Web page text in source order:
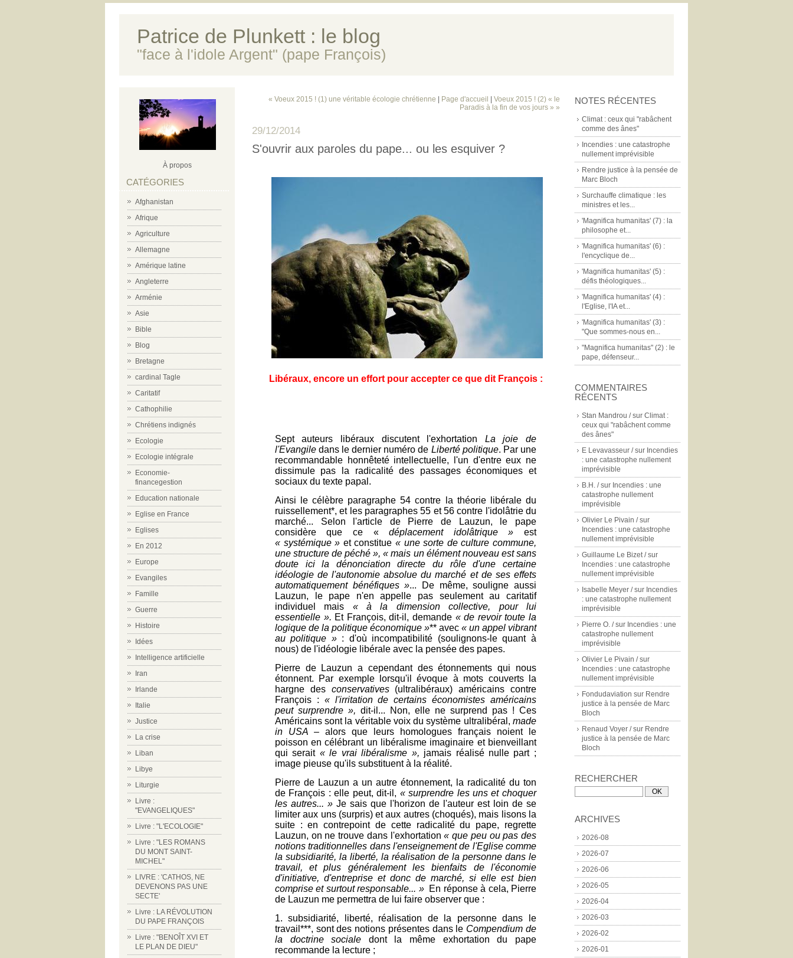
Patrice de Plunkett : le blog
"face à l'idole Argent" (pape François)
À propos
CATÉGORIES
Afghanistan
Afrique
Agriculture
Allemagne
Amérique latine
Angleterre
Arménie
Asie
Bible
Blog
Bretagne
cardinal Tagle
Caritatif
Cathophilie
Chrétiens indignés
Ecologie
Ecologie intégrale
Economie-
financegestion
Education nationale
Eglise en France
Eglises
En 2012
Europe
Evangiles
Famille
Guerre
Histoire
Idées
Intelligence artificielle
Iran
Irlande
Italie
Justice
La crise
Liban
Libye
Liturgie
Livre :
"EVANGELIQUES"
Livre : "L'ECOLOGIE"
Livre : "LES ROMANS
DU MONT SAINT-
MICHEL"
LIVRE : 'CATHOS, NE
DEVENONS PAS UNE
SECTE'
Livre : LA RÉVOLUTION
DU PAPE FRANÇOIS
Livre : "BENOÎT XVI ET
LE PLAN DE DIEU"
NOTES RÉCENTES
Climat : ceux qui "rabâchent
comme des ânes"
Incendies : une catastrophe
nullement imprévisible
Rendre justice à la pensée de
Marc Bloch
Surchauffe climatique : les
ministres et les...
'Magnifica humanitas' (7) : la
philosophe et...
'Magnifica humanitas' (6) :
l'encyclique de...
'Magnifica humanitas' (5) :
défis théologiques...
'Magnifica humanitas' (4) :
l'Eglise, l'IA et...
'Magnifica humanitas' (3) :
"Que sommes-nous en...
"Magnifica humanitas" (2) : le
pape, défenseur...
COMMENTAIRES
RÉCENTS
Stan Mandrou /sur Climat :
ceux qui "rabâchent comme
des ânes"
E Levavasseur /sur Incendies
: une catastrophe nullement
imprévisible
B.H. /sur Incendies : une
catastrophe nullement
imprévisible
Olivier Le Pivain /sur
Incendies : une catastrophe
nullement imprévisible
Guillaume Le Bizet /sur
Incendies : une catastrophe
nullement imprévisible
Isabelle Meyer /sur Incendies
: une catastrophe nullement
imprévisible
Pierre O. /sur Incendies : une
catastrophe nullement
imprévisible
Olivier Le Pivain /sur
Incendies : une catastrophe
nullement imprévisible
Fondudaviation sur Rendre
justice à la pensée de Marc
Bloch
Renaud Voyer /sur Rendre
justice à la pensée de Marc
Bloch
RECHERCHER
ARCHIVES
2026-08
2026-07
2026-06
2026-05
2026-04
2026-03
2026-02
2026-01
« Voeux 2015 ! (1) une véritable écologie chrétienne Page d'accueil
Voeux 2015 ! (2) « le
Paradis à la fin de vos jours » »
29/12/2014
S'ouvrir aux paroles du pape... ou les esquiver ?
Libéraux, encore un effort pour accepter ce que dit François :
Sept auteurs libéraux discutent l'exhortation La joie de
l'Evangiledans le dernier numéro de Liberté politique. Par une
recommandable honnêteté intellectuelle, l'un d'entre eux ne
dissimule pas la radicalité des passages économiques et
sociaux du texte papal.
Ainsi le célèbre paragraphe 54 contre la théorie libérale du
ruissellement*, et les paragraphes 55 et 56 contre l'idolâtrie du
marché... Selon l'article de Pierre de Lauzun, le pape
considère que ce «déplacement idolâtrique » est
« systémique » et constitue « une sorte de culture commune,
une structure de péché », « mais un élément nouveau est sans
doute ici la dénonciation directe du rôle d'une certaine
idéologie de l'autonomie absolue du marché et de ses effets
automatiquement bénéfiques »... De même, souligne aussi
Lauzun, le pape n'en appelle pas seulement au caritatif
individuel mais « à la dimension collective, pour lui
essentielle ». Et François, dit-il, demande « de revoir toute la
logique de la politique économique »** avec « un appel vibrant
au politique » : d'où incompatibilité (soulignons-le quant à
nous) de l'idéologie libérale avec la pensée des papes.
Pierre de Lauzun a cependant des étonnements qui nous
étonnent. Par exemple lorsqu'il évoque à mots couverts la
hargne des conservatives(ultralibéraux) américains contre
François : « l'irritation de certains économistes américains
peut surprendre », dit-il... Non, elle ne surprend pas ! Ces
Américains sont la véritable voix du système ultralibéral, made
in USA – alors que leurs homologues français noient le
poisson en célébrant un libéralisme imaginaire et bienveillant
qui serait « le vrai libéralisme », jamais réalisé nulle part ;
image pieuse qu'ils substituent à la réalité.
Pierre de Lauzun a un autre étonnement, la radicalité du ton
de François : elle peut, dit-il, « surprendre les uns et choquer
les autres... » Je sais que l'horizon de l'auteur est loin de se
limiter aux uns (surpris) et aux autres (choqués), mais lisons la
suite : en contrepoint de cette radicalité du pape, regrette
Lauzun, on ne trouve dans l'exhortation «que peu ou pas des
notions traditionnelles dans l'enseignement de l'Eglise comme
la subsidiarité, la liberté, la réalisation de la personne dans le
travail, et plus généralement les bienfaits de l'économie
d'initiative, d'entreprise et donc de marché, si elle est bien
comprise et surtout responsable... »En réponse à cela, Pierre
de Lauzun me permettra de lui faire observer que :
1. subsidiarité, liberté, réalisation de la personne dans le
travail***, sont des notions présentes dans le Compendium de
la doctrine sociale dont la même exhortation du pape
recommande la lecture ;